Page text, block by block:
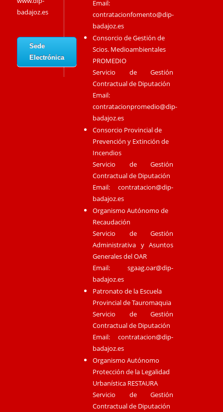
badajoz.es
Sede
Electrónica
Email:
contratacionfomento@dip-
badajoz.es
Consorcio de Gestión de
Scios. Medioambientales
PROMEDIO
Servicio de Gestión
Contractual de Diputación
Email:
contratacionpromedio@dip-
badajoz.es
Consorcio Provincial de
Prevención y Extinción de
Incendios
Servicio de Gestión
Contractual de Diputación
Email:contratacion@dip-
badajoz.es
Organismo Autónomo de
Recaudación
Servicio de Gestión
Administrativa y Asuntos
Generales del OAR
Email:sgaag.oar@dip-
badajoz.es
Patronato de la Escuela
Provincial de Tauromaquia
Servicio de Gestión
Contractual de Diputación
Email:contratacion@dip-
badajoz.es
Organismo Autónomo
Protección de la Legalidad
Urbanística RESTAURA
Servicio de Gestión
Contractual de Diputación